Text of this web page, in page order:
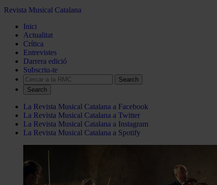
Revista Musical Catalana
Inici
Actualitat
Crítica
Entrevistes
Darrera edició
Subscriu-te
Search
La Revista Musical Catalana a Facebook
La Revista Musical Catalana a Twitter
La Revista Musical Catalana a Instagram
La Revista Musical Catalana a Spotify